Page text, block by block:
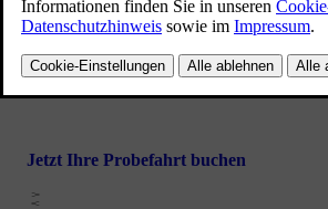
Bestimmen Sie die Details Ihres Volvo und
diesen ganz nach Ihren Wünschen.
Jetzt Ihre Probefahrt buchen